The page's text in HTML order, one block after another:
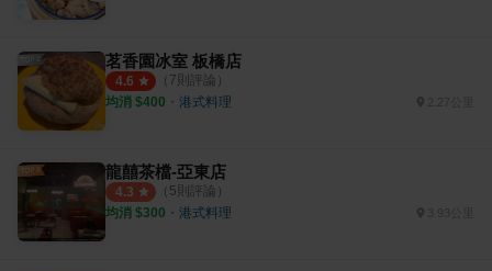
茗香園冰室 板橋店
4.6 （ 7則評論）
均消 $400 ・ 港式料理
龍囍茶檔-亞東店
4.3 （ 5則評論）
均消 $300 ・ 港式料理